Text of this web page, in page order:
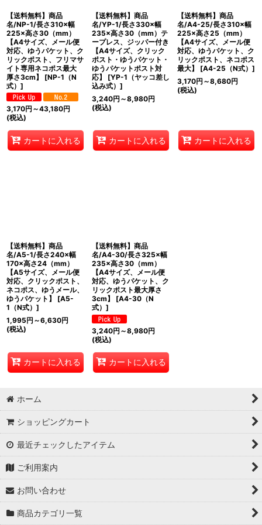
【送料無料】商品
名/NP-1/長さ310×幅
225×高さ30（mm）
【A4サイズ、メール便
対応、ゆうパケット、ク
リックポスト、フリマサ
イト専用ネコポス最大
厚さ3cm】
[NP-1（N
式） ]
3,170円 ～43,180円
(税込)
カートに入れる
【送料無料】商品
名/YP-1/長さ330×幅
235×高さ30（mm）テ
ープレス、ジッパー付き
【A4サイズ、クリック
ポスト・ゆうパケット・
ゆうパケットポスト対
応】
[YP-1（ヤッコ差し
込み式） ]
3,240円 ～8,980円
(税込)
カートに入れる
【送料無料】商品
名/A4-25/長さ310×幅
225×高さ25（mm）
【A4サイズ、メール便
対応、ゆうパケット、ク
リックポスト、ネコポス
最大】 [A4-25（N式） ]
3,170円 ～8,680円
(税込)
カートに入れる
【送料無料】商品
名/A5-1/長さ240×幅
170×高さ24（mm）
【A5サイズ、メール便
対応、クリックポスト、
ネコポス、ゆうメール、
ゆうパケット】
[A5-
1（N式） ]
1,995円 ～6,630円
(税込)
カートに入れる
【送料無料】商品
名/A4-30/長さ325×幅
235×高さ30（mm）
【A4サイズ、メール便
対応、ゆうパケット、ク
リックポスト最大厚さ
3cm】 [A4-30（N
式） ]
3,240円 ～8,980円
(税込)
カートに入れる
ホーム
ショッピングカート
最近チェックしたアイテム
ご利用案内
お問い合わせ
商品カテゴリ一覧